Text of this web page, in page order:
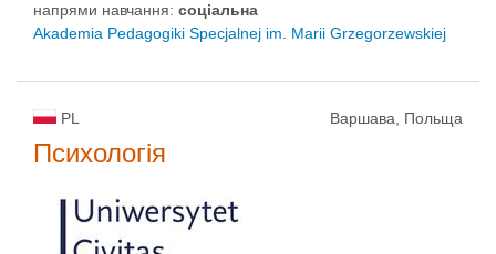
напрями навчання: соціальна
Akademia Pedagogiki Specjalnej im. Marii Grzegorzewskiej
PL Варшава, Польща
Психологія